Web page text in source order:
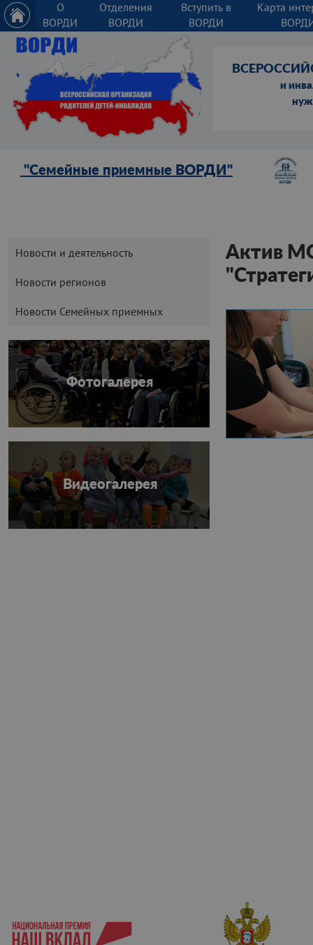
О
ВОРДИ
Отделения
ВОРДИ
Вступить в
ВОРДИ
Карта
и
"Семейные приемные ВОРДИ"
Видеогалерея
Фотогалерея
Новости и деятельность
Новости регионов
Новости Семейных приемных
Актив